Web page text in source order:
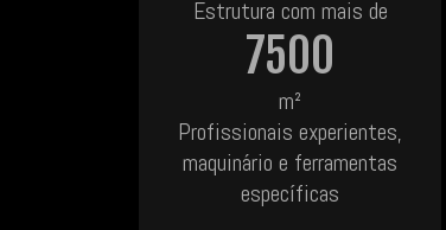
Estrutura com mais de
7500
m²
Profissionais experientes,
maquinário e ferramentas
específicas